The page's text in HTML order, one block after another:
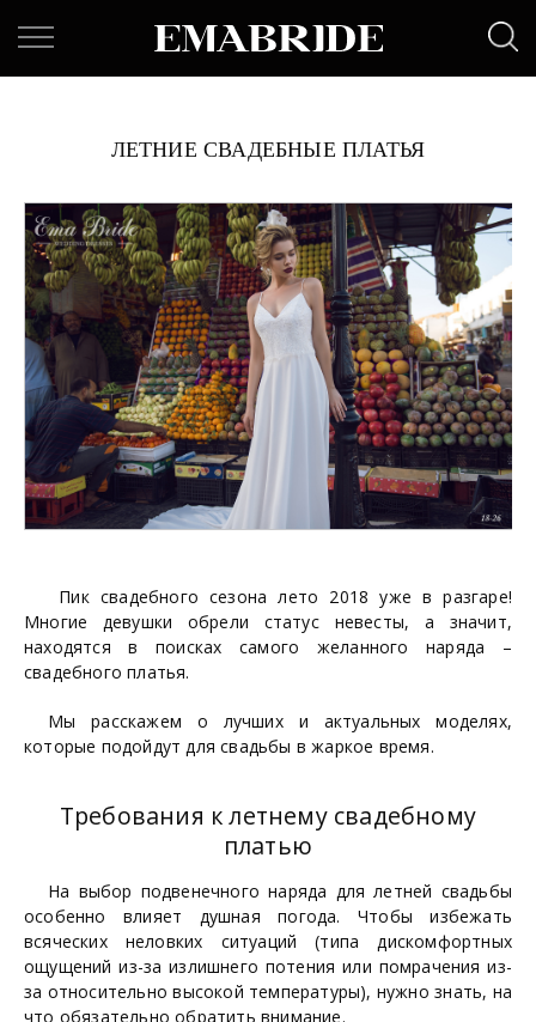
ЛЕТНИЕ СВАДЕБНЫЕ ПЛАТЬЯ
Пик свадебного сезона лето 2018 уже в разгаре!
Многие девушки обрели статус невесты, а значит,
находятся в поисках самого желанного наряда –
свадебного платья.
Мы расскажем о лучших и актуальных моделях,
которые подойдут для свадьбы в жаркое время.
Требования к летнему свадебному
платью
На выбор подвенечного наряда для летней свадьбы
особенно влияет душная погода. Чтобы избежать
всяческих неловких ситуаций (типа дискомфортных
ощущений из-за излишнего потения или помрачения из-
за относительно высокой температуры), нужно знать, на
что обязательно обратить внимание.